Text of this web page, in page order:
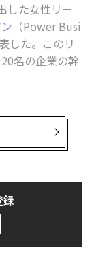
した女性リー
（Power Busi
した。このリ
名の企業の幹
の中で企業を
これらの女性
の多岐にわた
トソンは述べ
向かう新世代